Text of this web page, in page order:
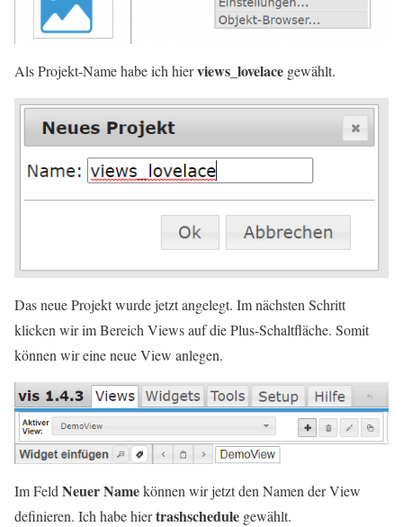
Als Projekt-Name habe ich hierviews_lovelace gewählt.
Das neue Projekt wurde jetzt angelegt. Im nächsten Schritt
klicken wir im Bereich Views auf die Plus-Schaltfläche. Somit
können wir eine neue View anlegen.
Im Feld Neuer Namekönnen wir jetzt den Namen der View
definieren. Ich habe hiertrashschedule gewählt.